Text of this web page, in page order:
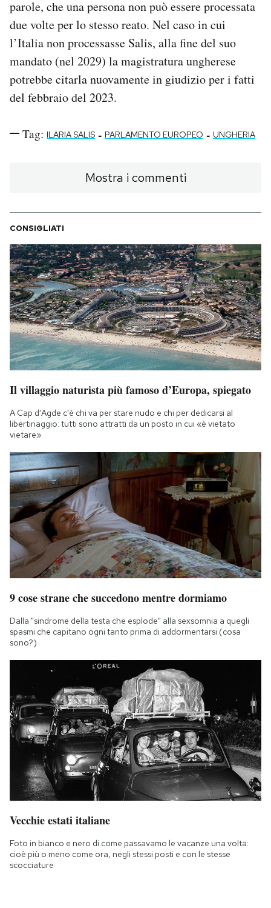
parole, che una persona non può essere processata
due volte per lo stesso reato. Nel caso in cui
l’Italia non processasse Salis, alla fine del suo
mandato (nel 2029) la magistratura ungherese
potrebbe citarla nuovamente in giudizio per i fatti
del febbraio del 2023.
Tag: ILARIA SALIS - PARLAMENTO EUROPEO - UNGHERIA
Mostra i commenti
CONSIGLIATI
Il villaggio naturista più famoso d’Europa, spiegato
A Cap d'Agde c'è chi va per stare nudo e chi per dedicarsi al
libertinaggio: tutti sono attratti da un posto in cui «è vietato
vietare»
9 cose strane che succedono mentre dormiamo
Dalla "sindrome della testa che esplode" alla sexsomnia a quegli
spasmi che capitano ogni tanto prima di addormentarsi (cosa
sono?)
Vecchie estati italiane
Foto in bianco e nero di come passavamo le vacanze una volta:
cioè più o meno come ora, negli stessi posti e con le stesse
scocciature